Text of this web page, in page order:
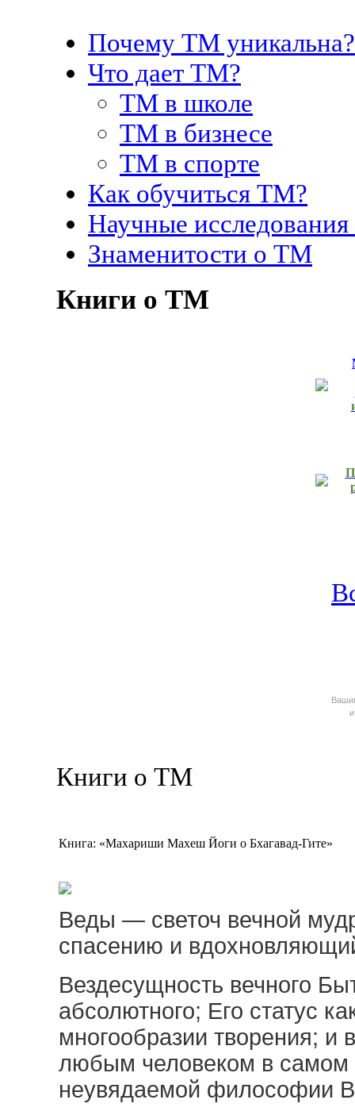
Почему ТМ уникальна?
Что дает ТМ?
ТМ в школе
ТМ в бизнесе
ТМ в спорте
Как обучиться ТМ?
Научные
Знаменитости о ТМ
Книги о ТМ
Книги о ТМ
Книга: «Махариши Махеш Йоги о Бхагавад-Гите»
Веды — светоч вечной
спасению и
Вездесущность вечного
абсолютного; Его статус
многообразии творения; и
любым человеком в самом
неувядаемой философии